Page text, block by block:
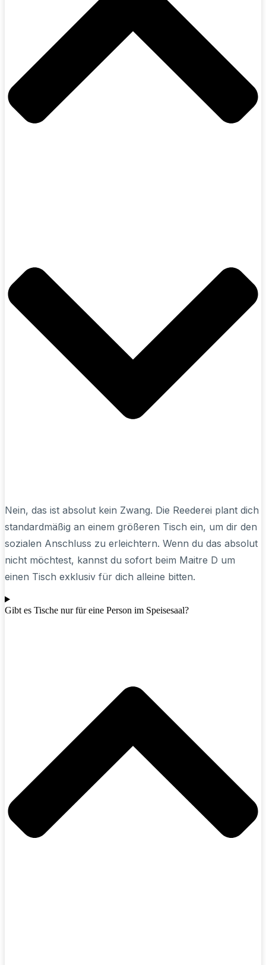
Nein, das ist absolut kein Zwang. Die Reederei plant dich
standardmäßig an einem größeren Tisch ein, um dir den
sozialen Anschluss zu erleichtern. Wenn du das absolut
nicht möchtest, kannst du sofort beim Maitre D um
einen Tisch exklusiv für dich alleine bitten.
Gibt es Tische nur für eine Person im Speisesaal?